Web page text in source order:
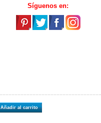
Síguenos en:
Añadir al carrito